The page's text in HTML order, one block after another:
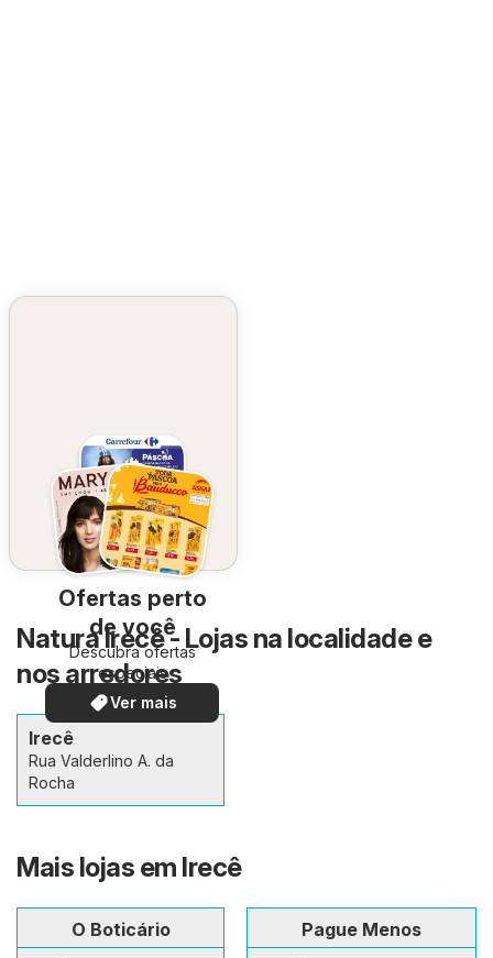
Ofertas perto
de você
Descubra ofertas
especiais
Ver mais
Natura Irecê - Lojas na localidade e
nos arredores
Irecê
Rua Valderlino A. da
Rocha
Mais lojas em Irecê
O Boticário
Pague Menos